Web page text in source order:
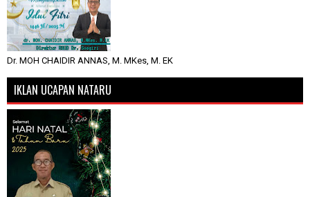
Dr. MOH CHAIDIR ANNAS, M. MKes, M. EK
IKLAN UCAPAN NATARU